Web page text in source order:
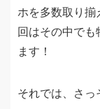
ホを多数取り
回はその中でも
ます！
それでは、さっ